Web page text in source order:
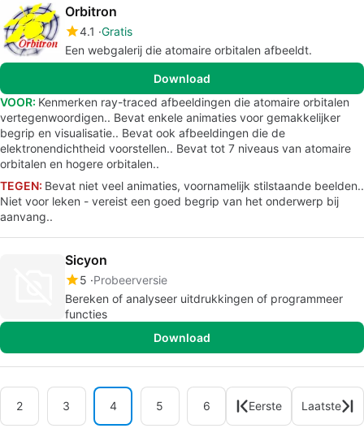
Orbitron
4.1 Gratis
Een webgalerij die atomaire orbitalen afbeeldt.
Download
VOOR: Kenmerken ray-traced afbeeldingen die atomaire orbitalen
vertegenwoordigen.. Bevat enkele animaties voor gemakkelijker
begrip en visualisatie.. Bevat ook afbeeldingen die de
elektronendichtheid voorstellen.. Bevat tot 7 niveaus van atomaire
orbitalen en hogere orbitalen..
TEGEN: Bevat niet veel animaties, voornamelijk stilstaande beelden..
Niet voor leken - vereist een goed begrip van het onderwerp bij
aanvang..
Sicyon
5 Probeerversie
Bereken of analyseer uitdrukkingen of programmeer
functies
Download
2 3 4 5 6 Eerste Laatste